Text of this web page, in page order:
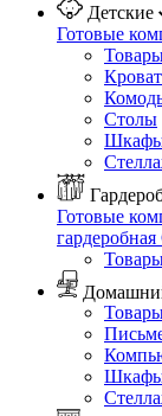
Детские
Готовые
Столы
Готовые